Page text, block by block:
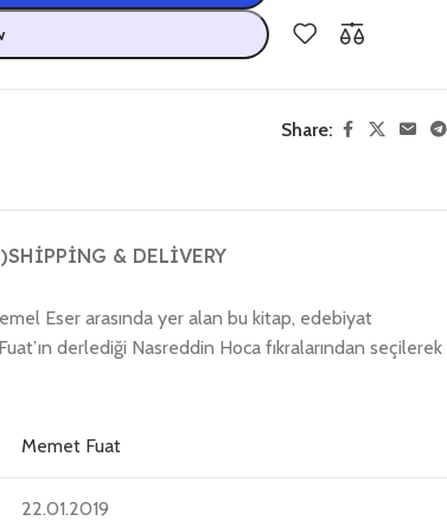
Share:
SHIPPING & DELIVERY
Eser arasında yer alan bu kitap, edebiyat
derlediği Nasreddin Hoca fıkralarından seçilerek
Memet Fuat
22.01.2019